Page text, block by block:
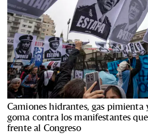
Camiones hidrantes, gas pimienta
goma contra los manifestantes
frente al Congreso